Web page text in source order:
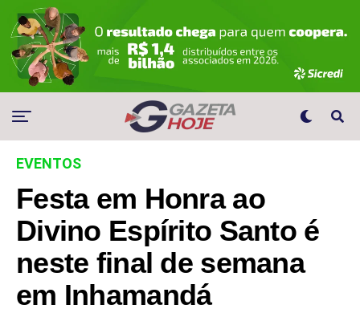
EVENTOS
Festa em Honra ao
Divino Espírito Santo é
neste final de semana
em Inhamandá